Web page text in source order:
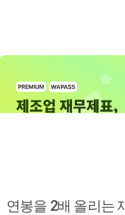
연봉을 2배 올리는